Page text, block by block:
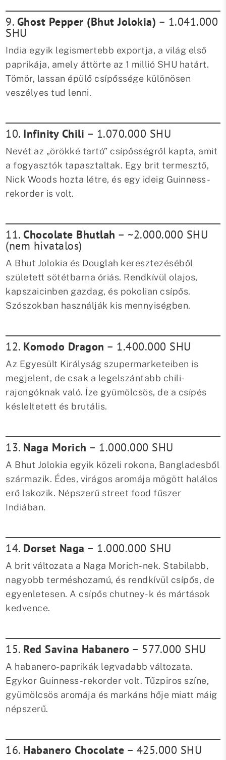
9. Ghost Pepper (Bhut Jolokia) – 1.041.000
SHU
India egyik legismertebb exportja, a világ első
paprikája, amely áttörte az 1 millió SHU határt.
Tömör, lassan épülő csípőssége különösen
veszélyes tud lenni.
10. Infinity Chili – 1.070.000 SHU
Nevét az „örökké tartó” csípősségről kapta, amit
a fogyasztók tapasztaltak. Egy brit termesztő,
Nick Woods hozta létre, és egy ideig Guinness-
rekorder is volt.
11.Chocolate Bhutlah – ~2.000.000 SHU
(nem hivatalos)
A Bhut Jolokia és Douglah keresztezéséből
született sötétbarna óriás. Rendkívül olajos,
kapszaicinben gazdag, és pokolian csípős.
Szószokban használják kis mennyiségben.
12. Komodo Dragon – 1.400.000 SHU
Az Egyesült Királyság szupermarketeiben is
megjelent, de csak a legelszántabb chili-
rajongóknak való. Íze gyümölcsös, de a csípés
késleltetett és brutális.
13. Naga Morich – 1.000.000 SHU
A Bhut Jolokia egyik közeli rokona, Bangladesből
származik. Édes, virágos aromája mögött halálos
erő lakozik. Népszerű street food fűszer
Indiában.
14. Dorset Naga – 1.000.000 SHU
A brit változata a Naga Morich-nek. Stabilabb,
nagyobb terméshozamú, és rendkívül csípős, de
egyenletesen. A csípős chutney-k és mártások
kedvence.
15. Red Savina Habanero – 577.000 SHU
A habanero-paprikák legvadabb változata.
Egykor Guinness-rekorder volt. Tűzpiros színe,
gyümölcsös aromája és markáns hője miatt máig
népszerű.
16. Habanero Chocolate – 425.000 SHU